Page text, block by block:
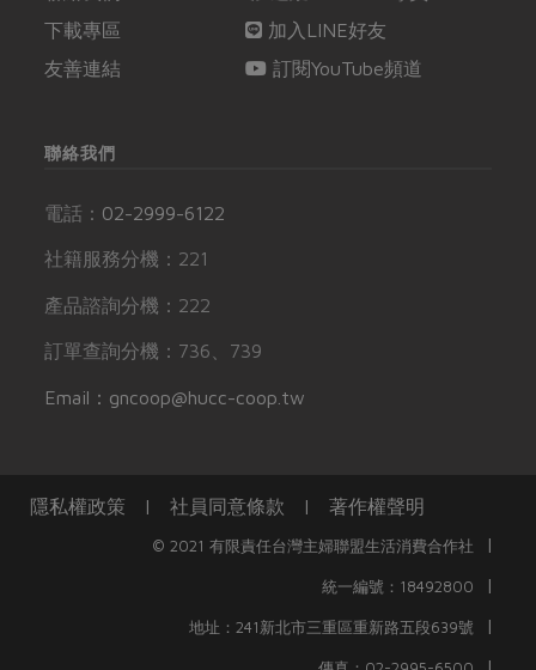
下載專區
友善連結
加入LINE好友
訂閱YouTube頻道
聯絡我們
電話： 02-2999-6122
社籍服務分機：221
產品諮詢分機：222
訂單查詢分機：736、739
Email：gncoop@hucc-coop.tw
隱私權政策 | 社員同意條款 | 著作權聲明
© 2021 有限責任台灣主婦聯盟生活消費合作社 |
統一編號：18492800 |
地址：241新北市三重區重新路五段639號 |